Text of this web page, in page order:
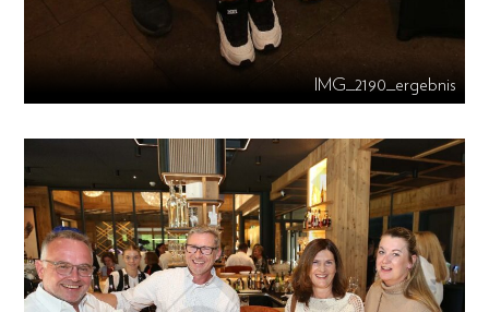
IMG_2190_ergebnis